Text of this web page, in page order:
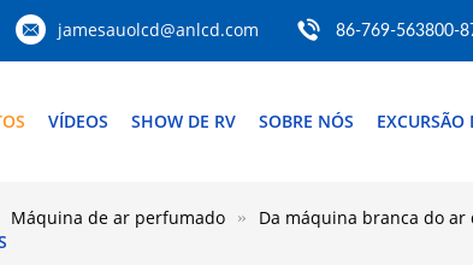
jamesauolcd@anlcd.com 86-769-563800-
VÍDEOS SHOW DE RV SOBRE NÓS EXCURSÃO
Máquina de ar perfumado Da máquina branca do